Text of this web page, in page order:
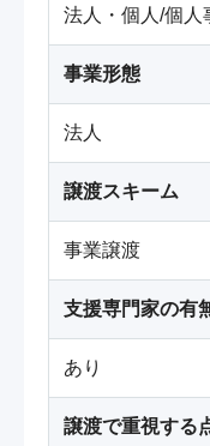
法人・個人/個人
事業形態
法人
譲渡スキーム
事業譲渡
支援専門家の有
あり
譲渡で重視する